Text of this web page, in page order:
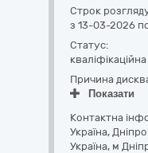
Строк
з 13-03-2026
Статус:
Причина
Показати
Контактна
Україна,
Україна, м